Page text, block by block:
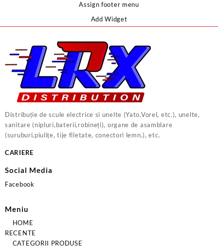
Assign footer menu
Add Widget
Distribuție de scule electrice si unelte (Yato,Vorel, etc.), unelte,
sanitare (nipluri,baterii,robineți), organe de asamblare
(suruburi,piulițe, tije filetate, conectori lemn.), etc.
CARIERE
Social Media
Facebook
Meniu
HOME
RECENTE
CATEGORII PRODUSE